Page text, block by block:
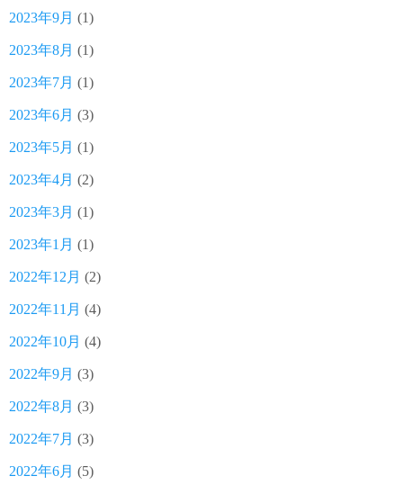
2023年9月 (1)
2023年8月 (1)
2023年7月 (1)
2023年6月 (3)
2023年5月 (1)
2023年4月 (2)
2023年3月 (1)
2023年1月 (1)
2022年12月 (2)
2022年11月 (4)
2022年10月 (4)
2022年9月 (3)
2022年8月 (3)
2022年7月 (3)
2022年6月 (5)